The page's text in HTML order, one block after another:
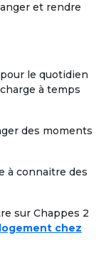
et rendre
le quotidien
à temps
des moments
à connaitre des
sur Chappes 2
chez